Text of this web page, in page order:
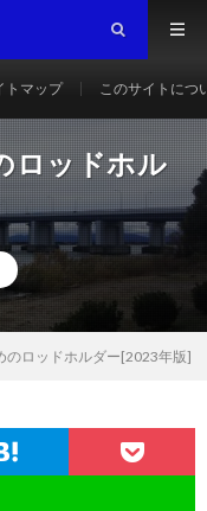
トマップ このサイトにつ
ロッドホル
のロッドホルダー[2023年版]